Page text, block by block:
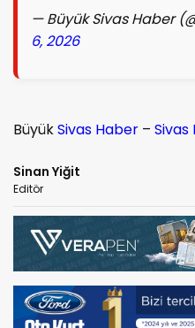
— Büyük Sivas Haber
6, 2026
BüyükSivas Haber –
Sinan Yiğit
Editör